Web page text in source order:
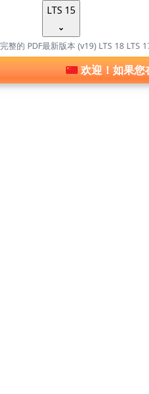
完整的 PDF
LTS 15
最新版本 (v19) LTS 18 LTS
欢迎！如果您